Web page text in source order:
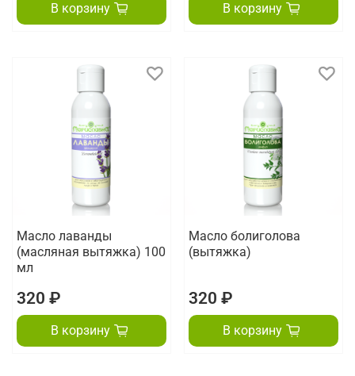
В корзину В корзину
Масло лаванды
(масляная вытяжка) 100
мл
320 ₽
В корзину
Масло болиголова
(вытяжка)
320 ₽
В корзину